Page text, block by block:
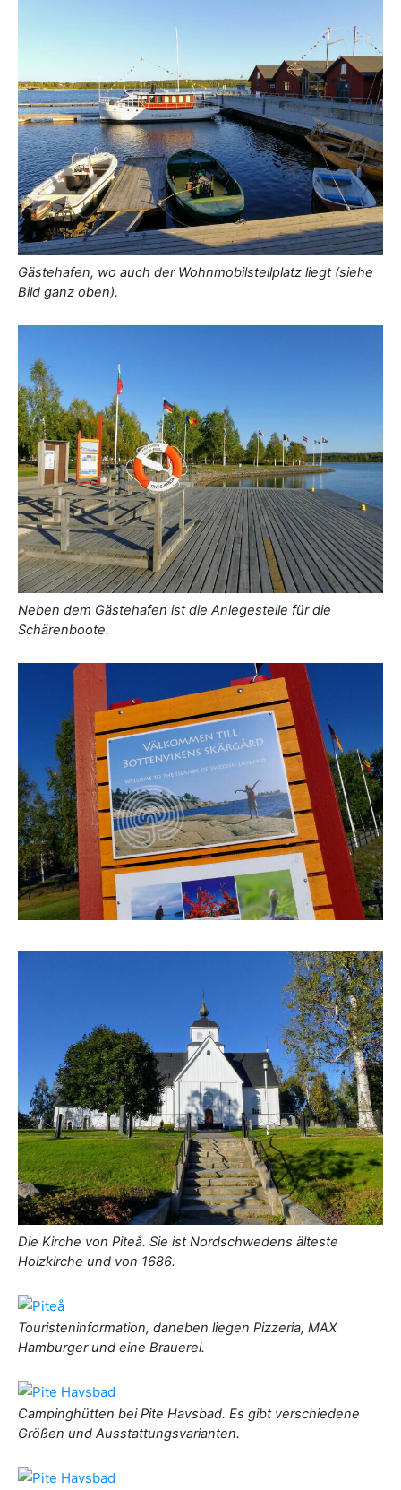
Gästehafen, wo auch der Wohnmobilstellplatz liegt (siehe
Bild ganz oben).
Neben dem Gästehafen ist die Anlegestelle für die
Schärenboote.
Die Kirche von Piteå. Sie ist Nordschwedens älteste
Holzkirche und von 1686.
Touristeninformation, daneben liegen Pizzeria, MAX
Hamburger und eine Brauerei.
Campinghütten bei Pite Havsbad. Es gibt verschiedene
Größen und Ausstattungsvarianten.